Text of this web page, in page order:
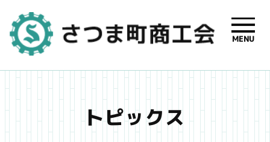
さつま町商
工会【公式】
| 鹿児島県
MENU
トピックス